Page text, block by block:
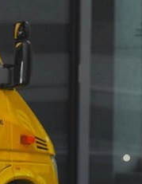
od
před
střechy
To